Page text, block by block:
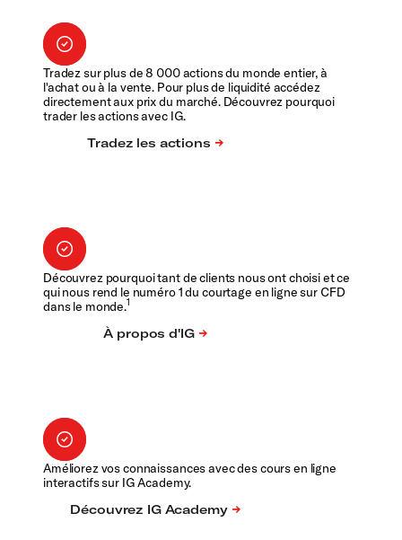
Tradez sur plus de 8 000 actions du monde entier, à
l'achat ou à la vente. Pour plus de liquidité accédez
directement aux prix du marché. Découvrez pourquoi
trader les actions avec IG.
Découvrez pourquoi tant de clients nous ont choisi et ce
qui nous rend le numéro 1 du courtage en ligne sur CFD
dans le monde.1
Améliorez vos connaissances avec des cours en ligne
interactifs sur IG Academy.